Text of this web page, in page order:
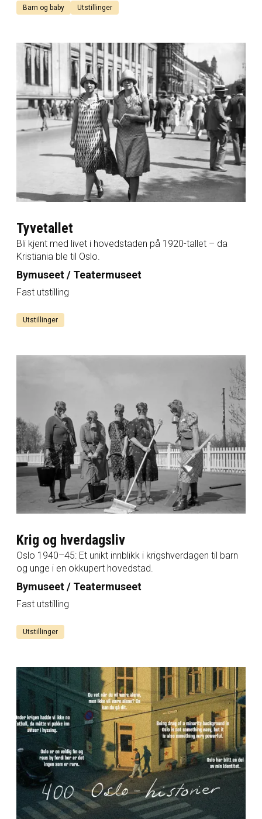
Barn og baby Utstillinger
Tyvetallet
Bli kjent med livet i hovedstaden på 1920-tallet – da
Kristiania ble til Oslo.
Bymuseet / Teatermuseet
Fast utstilling
Utstillinger
Krig og hverdagsliv
Oslo 1940–45: Et unikt innblikk i krigshverdagen til barn
og unge i en okkupert hovedstad.
Bymuseet / Teatermuseet
Fast utstilling
Utstillinger